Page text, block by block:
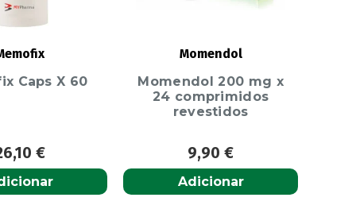
Caps X 60
€
Momendol
Momendol 200 mg x
24 comprimidos
revestidos
9,90€
Adicionar